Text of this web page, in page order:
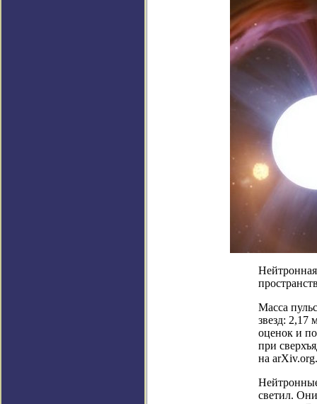
Масса
звезд: 2,17
оценок и
при
на arXiv.org.
светил.